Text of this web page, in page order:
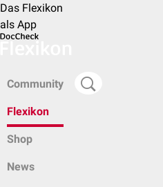
Das Flexikon
als App
Community
Flexikon
Shop
News